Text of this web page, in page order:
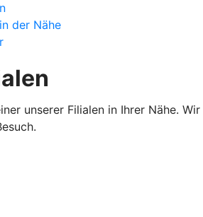
der Nähe
unserer Filialen in Ihrer Nähe. Wir